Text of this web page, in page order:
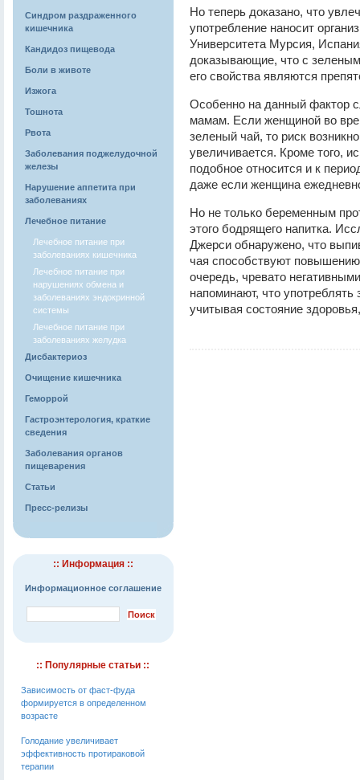
Синдром раздраженного
кишечника
Кандидоз пищевода
Боли в животе
Изжога
Тошнота
Рвота
Заболевания поджелудочной
железы
Нарушение аппетита при
заболеваниях
Лечебное питание
Лечебное питание при
заболеваниях кишечника
Лечебное питание при
нарушениях обмена и
заболеваниях эндокринной
системы
Лечебное питание при
заболеваниях желудка
Дисбактериоз
Очищение кишечника
Геморрой
Гастроэнтерология, краткие
сведения
Заболевания органов
пищеварения
Статьи
Пресс-релизы
:: Информация ::
Информационное соглашение
:: Популярные статьи ::
Зависимость от фаст-фуда
формируется в определенном
возрасте
Голодание увеличивает
эффективность протираковой
терапии
Но теперь доказано, что
употребление наносит
Университета Мурсия,
доказывающие, что с
его свойства являются
Особенно на данный фактор
мамам. Если женщиной во
зеленый чай, то риск
увеличивается. Кроме того,
подобное относится и к
даже если женщина
Но не только беременным
этого бодрящего напитка.
Джерси обнаружено, что
чая способствуют
очередь, чревато
напоминают, что
учитывая состояние